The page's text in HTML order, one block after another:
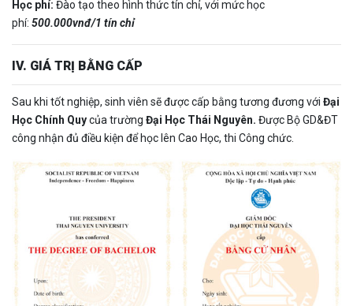
Học phí: Đào tạo theo hình thức tín chỉ, với mức học
phí: 500.000vnđ/1 tín chỉ
IV. GIÁ TRỊ BẰNG CẤP
Sau khi tốt nghiệp, sinh viên sẽ được cấp bằng tương đương với Đại
Học Chính Quycủa trường Đại Học Thái Nguyên. Được Bộ GD&ĐT
công nhận đủ điều kiện để học lên Cao Học, thi Công chức.